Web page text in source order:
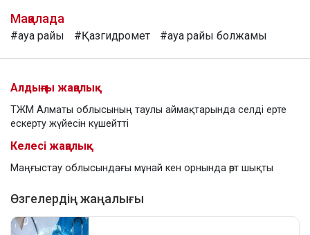
Мақалада
#ауа райы #Қазгидромет #ауа райы болжамы
Алдыңғы жаңалық
ТЖМ Алматы облысының таулы аймақтарында селді ерте
ескерту жүйесін күшейтті
Келесі жаңалық
Маңғыстау облысындағы мұнай кен орнында өрт шықты